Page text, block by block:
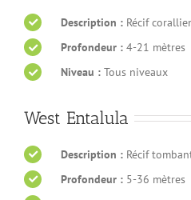
Description : Récif
Profondeur : 4-21 mètres
Niveau : Tous niveaux
West Entalula
Description : Récif
Profondeur : 5-36 mètres